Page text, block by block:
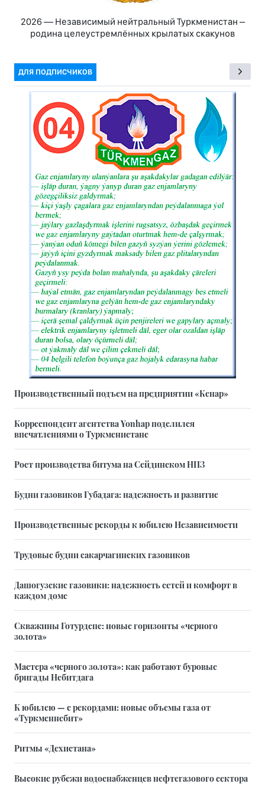
2026 — Независимый нейтральный Туркменистан –
родина целеустремлённых крылатых скакунов
ДЛЯ ПОДПИСЧИКОВ
Производственный подъем на предприятии «Кенар»
Корреспондент агентства Yonhap поделился
впечатлениями о Туркменистане
Рост производства битума на Сейдинском НПЗ
Будни газовиков Губадага: надежность и развитие
Производственные рекорды к юбилею Независимости
Трудовые будни сакарчагинских газовиков
Дашогузские газовики: надежность сетей и комфорт в
каждом доме
Скважины Готурдепе: новые горизонты «черного
золота»
Мастера «черного золота»: как работают буровые
бригады Небитдага
К юбилею — с рекордами: новые объемы газа от
«Туркменнебит»
Ритмы «Дехистана»
Высокие рубежи водоснабженцев нефтегазового сектора